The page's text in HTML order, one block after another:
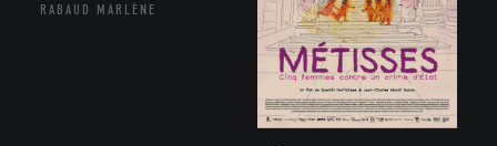
RABAUD MARLÈNE